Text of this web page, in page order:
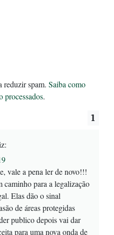
reduzir spam. Saiba como
processados.
1
vale a pena ler de novo!!!
caminho para a legalização
Elas dão o sinal
de áreas protegidas
publico depois vai dar
para uma nova onda de